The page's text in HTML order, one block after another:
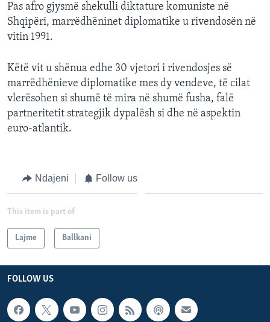
Pas afro gjysmë shekulli diktature komuniste në
Shqipëri, marrëdhëninet diplomatike u rivendosën në
vitin 1991.
Këtë vit u shënua edhe 30 vjetori i rivendosjes së
marrëdhënieve diplomatike mes dy vendeve, të cilat
vlerësohen si shumë të mira në shumë fusha, falë
partneritetit strategjik dypalësh si dhe në aspektin
euro-atlantik.
Ndajeni Follow us
This item is part of
Lajme Ballkani
FOLLOW US